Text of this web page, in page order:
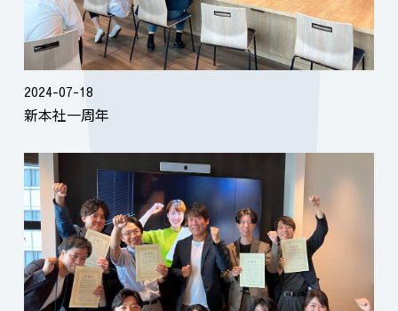
2024-07-18
新本社一周年